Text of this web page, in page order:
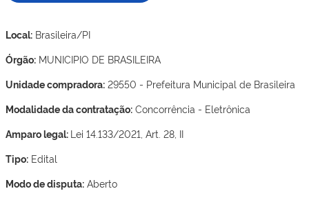
Local: Brasileira/PI
Órgão: MUNICIPIO DE BRASILEIRA
Unidade compradora: 29550 - Prefeitura Municipal de Brasileira
Modalidade da contratação: Concorrência - Eletrônica
Amparo legal: Lei 14.133/2021, Art. 28, II
Tipo: Edital
Modo de disputa: Aberto